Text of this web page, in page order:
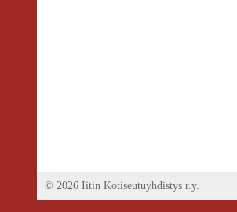
© 2026 Iitin Kotiseutuyhdistys r.y.